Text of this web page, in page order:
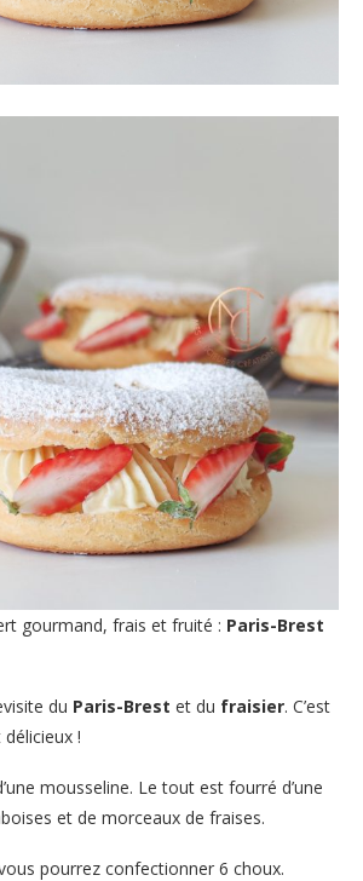
gourmand, frais et fruité : Paris-Brest
du Paris-Brest et du fraisier. C’est
!
mousseline. Le tout est fourré d’une
et de morceaux de fraises.
pourrez confectionner 6 choux.